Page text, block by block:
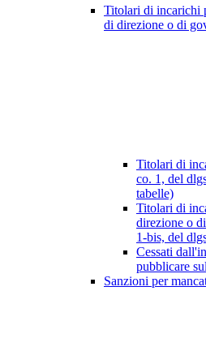
Titolari di incarichi
di direzione o di
Titolari di
co. 1, del
tabelle)
Titolari di
direzione o
1-bis, del
Cessati
pubblicare
Sanzioni per